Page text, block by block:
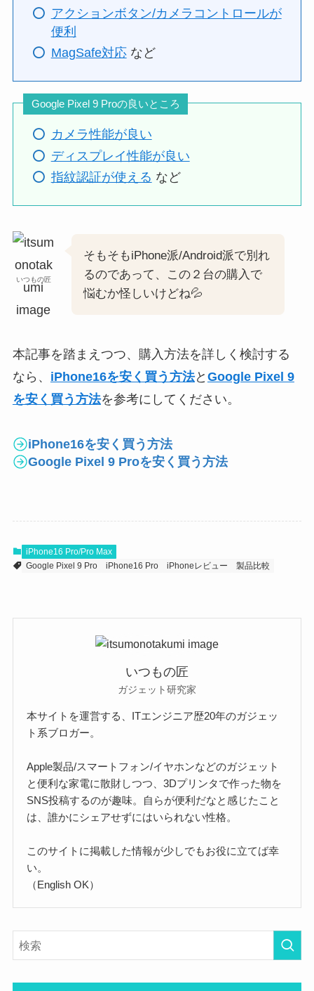
アクションボタン/カメラコントロールが
便利
MagSafe対応など
Google Pixel 9 Proの良いところ
カメラ性能が良い
ディスプレイ性能が良い
指紋認証が使える など
いつもの匠
そもそもiPhone派/Android派で別れ
るのであって、この２台の購入で
悩むか怪しいけどね💦
本記事を踏まえつつ、購入方法を詳しく検討する
なら、 iPhone16を安く買う方法と Google Pixel 9
を安く買う方法を参考にしてください。
iPhone16を安く買う方法
Google Pixel 9 Proを安く買う方法
iPhone16 Pro/Pro Max
Google Pixel 9 Pro
iPhone16 Pro iPhoneレビュー 製品比較
いつもの匠
ガジェット研究家
本サイトを運営する、ITエンジニア歴20年のガジェッ
ト系ブロガー。
Apple製品/スマートフォン/イヤホンなどのガジェット
と便利な家電に散財しつつ、3Dプリンタで作った物を
SNS投稿するのが趣味。自らが便利だなと感じたこと
は、誰かにシェアせずにはいられない性格。
このサイトに掲載した情報が少しでもお役に立てば幸
い。
（English OK）